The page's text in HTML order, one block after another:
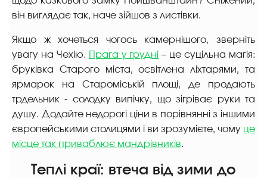
він виглядає так, наче зійшов з листівки.
Якщо ж хочеться чогось камернішого, зверніть
увагу на Чехію.
Прага у грудні – це суцільна магія:
бруківка Старого міста, освітлена ліхтарями, та
ярмарок на Староміській площі, де продають
трдельник - солодку випічку, що зігріває руки та
душу. Додайте недорогі ціни в порівнянні з іншими
європейськими столицями і ви зрозумієте, чому це
місце так приваблює мандрівників.
Теплі краї: втеча від зими до